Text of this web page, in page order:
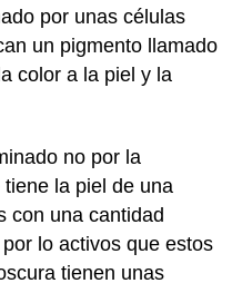
por unas células
un pigmento llamado
color a la piel y la
no por la
la piel de una
con una cantidad
lo activos que estos
tienen unas